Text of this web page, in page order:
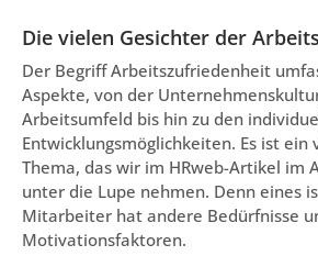
Die vielen Gesichter der
Der Begriff Arbeitszufriedenheit
Aspekte, von der
Arbeitsumfeld bis hin zu den
Entwicklungsmöglichkeiten. Es ist ein
Thema, das wir im HRweb-Artikel im
unter die Lupe nehmen. Denn eines
Mitarbeiter hat andere Bedürfnisse
Motivationsfaktoren.